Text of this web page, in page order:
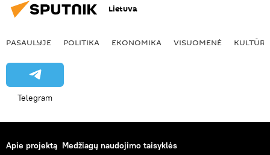
Lietuva
PASAULYJE POLITIKA EKONOMIKA VISUOMENĖ KULTŪRA
Telegram
Apie projektą Medžiagų naudojimo taisyklės